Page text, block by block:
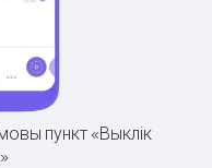
пункт «Выклік